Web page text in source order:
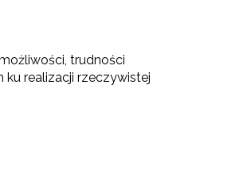
trudności
ku realizacji rzeczywistej